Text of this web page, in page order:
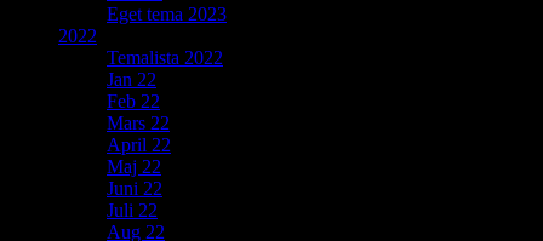
Eget tema 2023
2022
Temalista 2022
Jan 22
Feb 22
Mars 22
April 22
Maj 22
Juni 22
Juli 22
Aug 22